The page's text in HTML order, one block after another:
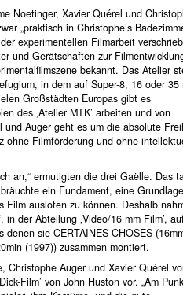
Noetinger, Xavier Quérel und
„praktisch in Christophe’s
experimentellen Filmarbeit
und Gerätschaften zur
bekannt. Das Atelier
in dem auf Super-8, 16 oder 35
Großstädten Europas gibt es
des ‚Atelier MTK’ arbeiten und von
Auger geht es um die absolute
ohne Filmförderung und ohne
an,“ ermutigten die drei Gaëlle. Das
ein Fundament, eine
Film ausloten zu können. Deshalb
der Abteilung ‚Video/16 mm Film’,
sie CERTAINES CHOSES
(1997)) zusammen montiert.
Christophe Auger und Xavier Quérel
Film’ von John Huston vor. „Am